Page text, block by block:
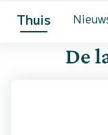
Thuis
De